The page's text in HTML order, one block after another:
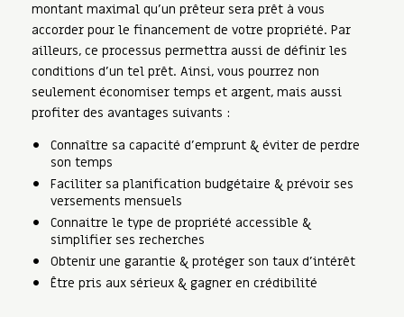
montant maximal qu’un prêteur sera prêt à vous
accorder pour le financement de votre propriété. Par
ailleurs, ce processus permettra aussi de définir les
conditions d’un tel prêt. Ainsi, vous pourrez non
seulement économiser temps et argent, mais aussi
profiter des avantages suivants :
Connaître sa capacité d’emprunt & éviter de perdre
son temps
Faciliter sa planification budgétaire & prévoir ses
versements mensuels
Connaitre le type de propriété accessible &
simplifier ses recherches
Obtenir une garantie & protéger son taux d’intérêt
Être pris aux sérieux & gagner en crédibilité